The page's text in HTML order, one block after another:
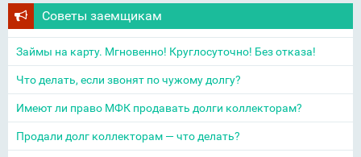
Советы заемщикам
Займы на карту. Мгновенно! Круглосуточно! Без отказа!
Что делать, если звонят по чужому долгу?
Имеют ли право МФК продавать долги коллекторам?
Продали долг коллекторам — что делать?